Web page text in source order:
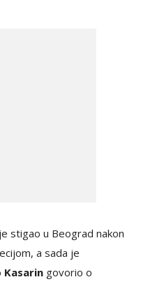
je stigao u Beograd nakon
a sada je
Kasarin govorio o